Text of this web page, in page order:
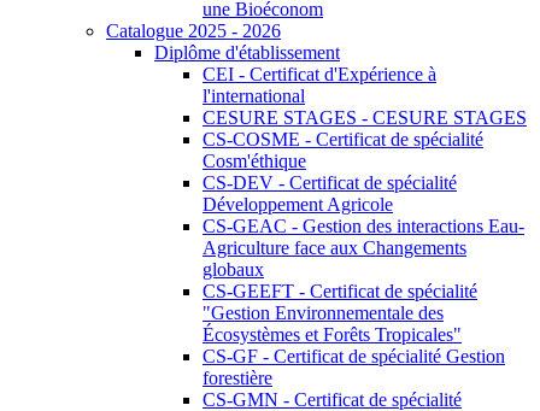
une Bioéconom
Catalogue 2025 - 2026
Diplôme d'établissement
CEI - Certificat d'Expérience à
l'international
CESURE STAGES - CESURE STAGES
CS-COSME - Certificat de spécialité
Cosm'éthique
CS-DEV - Certificat de spécialité
Développement Agricole
CS-GEAC - Gestion des interactions Eau-
Agriculture face aux Changements
globaux
CS-GEEFT - Certificat de spécialité
"Gestion Environnementale des
Écosystèmes et Forêts Tropicales"
CS-GF - Certificat de spécialité Gestion
forestière
CS-GMN - Certificat de spécialité